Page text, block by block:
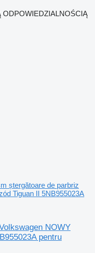
ștergătoare de parbriz
Tiguan II 5NB955023A
NOWY
pentru